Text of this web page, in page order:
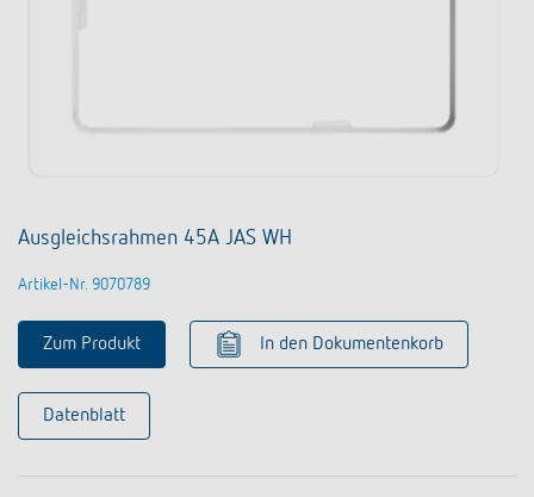
Ausgleichsrahmen 45A JAS WH
Artikel-Nr. 9070789
Zum Produkt In den Dokumentenkorb
Datenblatt